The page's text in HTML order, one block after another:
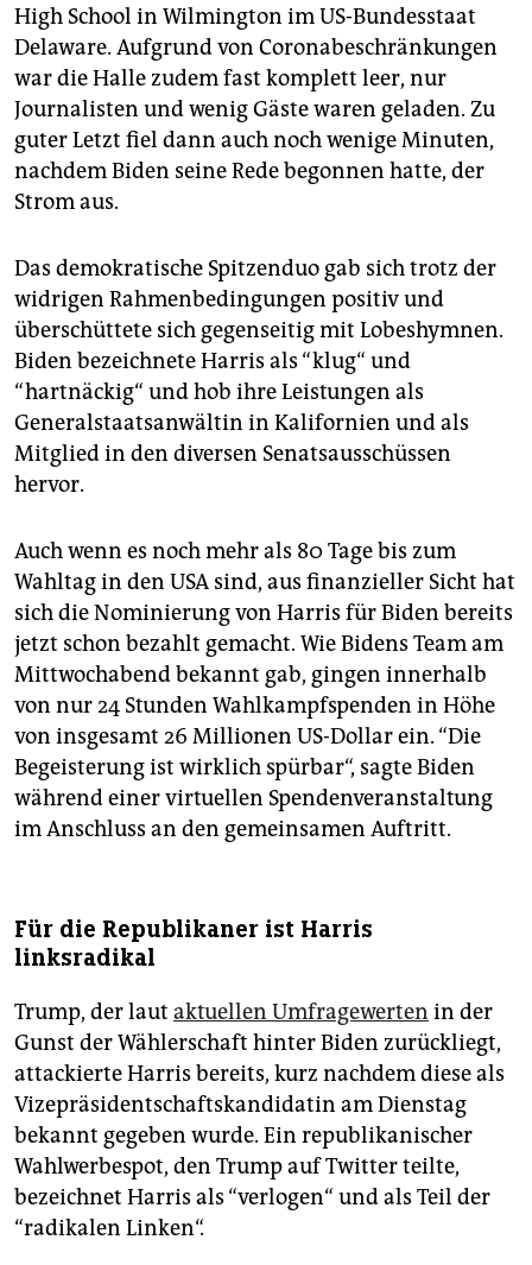
High School in Wilmington im US-Bundesstaat
Delaware. Aufgrund von Coronabeschränkungen
war die Halle zudem fast komplett leer, nur
Journalisten und wenig Gäste waren geladen. Zu
guter Letzt fiel dann auch noch wenige Minuten,
nachdem Biden seine Rede begonnen hatte, der
Strom aus.
Das demokratische Spitzenduo gab sich trotz der
widrigen Rahmenbedingungen positiv und
überschüttete sich gegenseitig mit Lobeshymnen.
Biden bezeichnete Harris als “klug“ und
“hartnäckig“ und hob ihre Leistungen als
Generalstaatsanwältin in Kalifornien und als
Mitglied in den diversen Senatsausschüssen
hervor.
Auch wenn es noch mehr als 80 Tage bis zum
Wahltag in den USA sind, aus finanzieller Sicht hat
sich die Nominierung von Harris für Biden bereits
jetzt schon bezahlt gemacht. Wie Bidens Team am
Mittwochabend bekannt gab, gingen innerhalb
von nur 24 Stunden Wahlkampfspenden in Höhe
von insgesamt 26 Millionen US-Dollar ein. “Die
Begeisterung ist wirklich spürbar“, sagte Biden
während einer virtuellen Spendenveranstaltung
im Anschluss an den gemeinsamen Auftritt.
Für die Republikaner ist Harris
linksradikal
Trump, der laut aktuellen Umfragewerten in der
Gunst der Wählerschaft hinter Biden zurückliegt,
attackierte Harris bereits, kurz nachdem diese als
Vizepräsidentschaftskandidatin am Dienstag
bekannt gegeben wurde. Ein republikanischer
Wahlwerbespot, den Trump auf Twitter teilte,
bezeichnet Harris als “verlogen“ und als Teil der
“radikalen Linken“.